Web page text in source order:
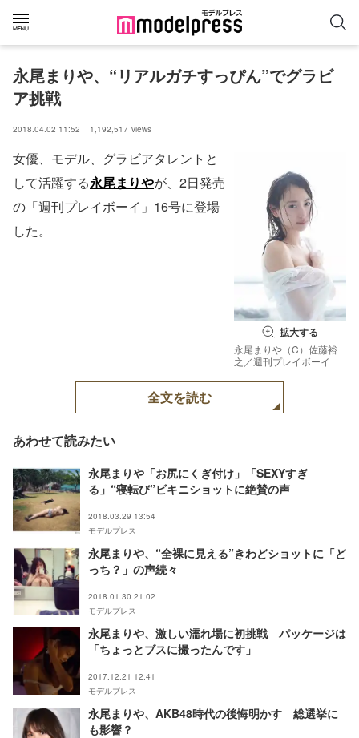
永尾まりや、“リアルガチすっぴん”でグラビ
ア挑戦
2018.04.02 11:52 1,192,517 views
拡大する
永尾まりや（C）佐藤裕
之／週刊プレイボーイ
女優、モデル、グラビアタレントと
して活躍する永尾まりやが、2日発売
の「週刊プレイボーイ」16号に登場
した。
全文を読む
あわせて読みたい
永尾まりや「お尻にくぎ付け」「SEXYすぎ
る」“寝転び”ビキニショットに絶賛の声
2018.03.29 13:54
モデルプレス
永尾まりや、“全裸に見える”きわどショットに「ど
っち？」の声続々
2018.01.30 21:02
モデルプレス
永尾まりや、激しい濡れ場に初挑戦 パッケージは
「ちょっとブスに撮ったんです」
2017.12.21 12:41
モデルプレス
永尾まりや、AKB48時代の後悔明かす 総選挙に
も影響？